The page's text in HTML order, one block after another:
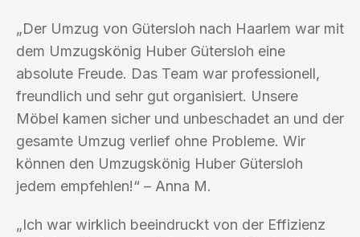
„Der Umzug von Gütersloh nach Haarlem war mit
dem Umzugskönig Huber Gütersloh eine
absolute Freude. Das Team war professionell,
freundlich und sehr gut organisiert. Unsere
Möbel kamen sicher und unbeschadet an und der
gesamte Umzug verlief ohne Probleme. Wir
können den Umzugskönig Huber Gütersloh
jedem empfehlen!“ – Anna M.
„Ich war wirklich beeindruckt von der Effizienz